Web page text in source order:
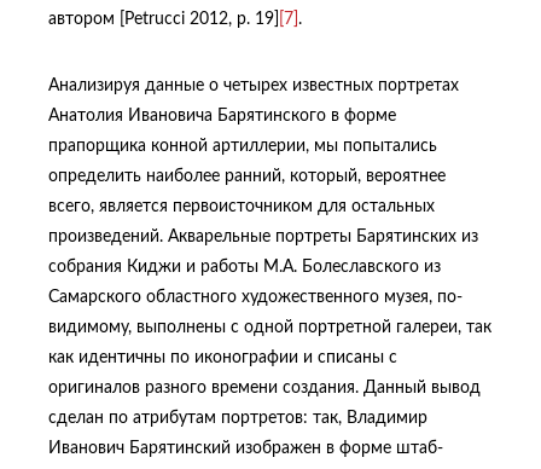
автором [Petrucci 2012, p. 19]
[7] .
Анализируя данные о четырех известных портретах
Анатолия Ивановича Барятинского в форме
прапорщика конной артиллерии, мы попытались
определить наиболее ранний, который, вероятнее
всего, является первоисточником для остальных
произведений. Акварельные портреты Барятинских из
собрания Киджи и работы М.А. Болеславского из
Самарского областного художественного музея, по-
видимому, выполнены с одной портретной галереи, так
как идентичны по иконографии и списаны с
оригиналов разного времени создания. Данный вывод
сделан по атрибутам портретов: так, Владимир
Иванович Барятинский изображен в форме штаб-